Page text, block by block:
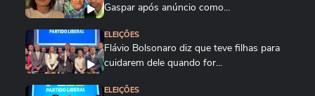
Gaspar após anúncio como...
ELEIÇÕES
Flávio Bolsonaro diz que teve filhas para
cuidarem dele quando for...
ELEIÇÕES